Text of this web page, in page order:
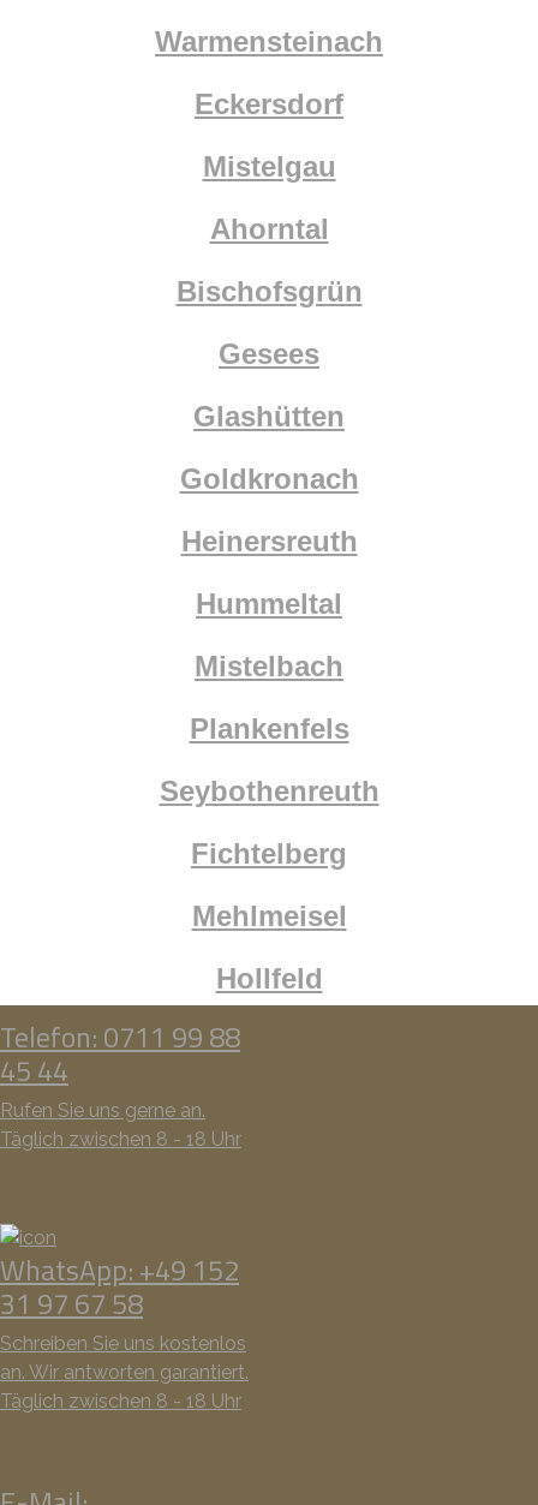
Warmensteinach
Eckersdorf
Mistelgau
Ahorntal
Bischofsgrün
Gesees
Glashütten
Goldkronach
Heinersreuth
Hummeltal
Mistelbach
Plankenfels
Seybothenreuth
Fichtelberg
Mehlmeisel
Hollfeld
Telefon: 0711 99 88
45 44
Rufen Sie uns gerne an.
Täglich zwischen 8 - 18 Uhr
WhatsApp: +49 152
31 97 67 58
Schreiben Sie uns kostenlos
an. Wir antworten garantiert.
Täglich zwischen 8 - 18 Uhr